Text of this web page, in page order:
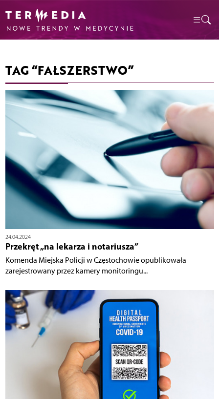
TAG “FAŁSZERSTWO”
24.04.2024
Przekręt „na lekarza i notariusza”
Komenda Miejska Policji w Częstochowie opublikowała
zarejestrowany przez kamery monitoringu...